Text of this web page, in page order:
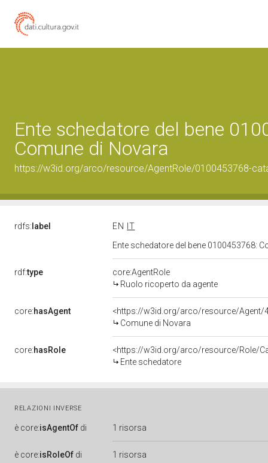
Ente schedatore del bene
Comune di Novara
https://w3id.org/arco/resource/AgentRole/0100453768-
rdfs: label EN
IT
Ente schedatore del bene 0100453768:
rdf:type
core:AgentRole
Ruolo ricoperto da agente
core:hasAgent
<https://w3id.org/arco/resource/Agent/
Comune di Novara
core:hasRole
<https://w3id.org/arco/resource/Role/
Ente schedatore
RELAZIONI INVERSE
è core:isAgentOf di 1 risorsa
è core:isRoleOf di 1 risorsa